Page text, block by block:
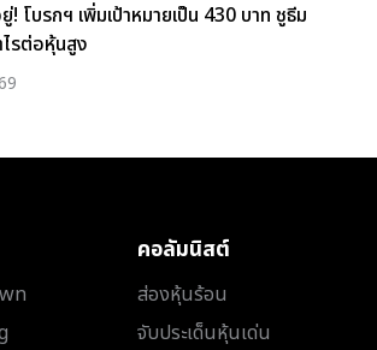
โบรกฯ เพิ่มเป้าหมายเป็น 430 บาท ชูธีม
รต่อหุ้นสูง
คอลัมนิสต์
ส่องหุ้นร้อน
จับประเด็นหุ้นเด่น